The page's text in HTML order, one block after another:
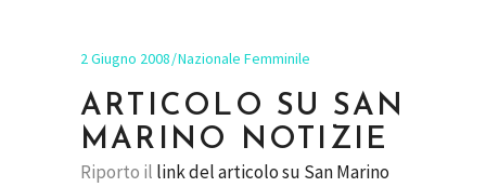
2 Giugno 2008 Nazionale Femminile
ARTICOLO SU SAN
MARINO NOTIZIE
Riporto il link del articolo su San Marino